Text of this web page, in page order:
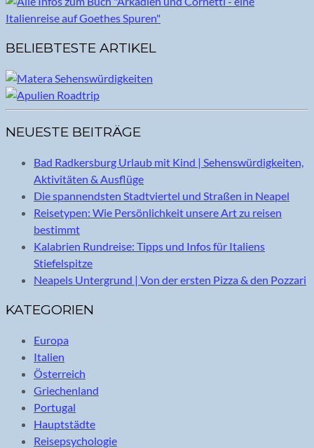
BELIEBTESTE ARTIKEL
NEUESTE BEITRÄGE
Bad Radkersburg Urlaub mit Kind | Sehenswürdigkeiten,
Aktivitäten & Ausflüge
Die spannendsten Stadtviertel und Straßen in Neapel
Reisetypen: Wie Persönlichkeit unsere Art zu reisen
bestimmt
Kalabrien Rundreise: Tipps und Infos für Italiens
Stiefelspitze
Neapels Untergrund | Von der ersten Pizza & den Pozzari
KATEGORIEN
Europa
Italien
Österreich
Griechenland
Portugal
Hauptstädte
Reisepsychologie